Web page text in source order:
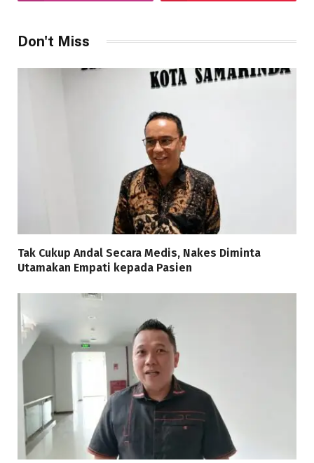
Don't Miss
Tak Cukup Andal Secara Medis, Nakes Diminta
Utamakan Empati kepada Pasien